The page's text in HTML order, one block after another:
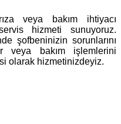
veya bakım ihtiyacı
hizmeti sunuyoruz.
şofbeninizin sorunlarını
bakım işlemlerini
olarak hizmetinizdeyiz.